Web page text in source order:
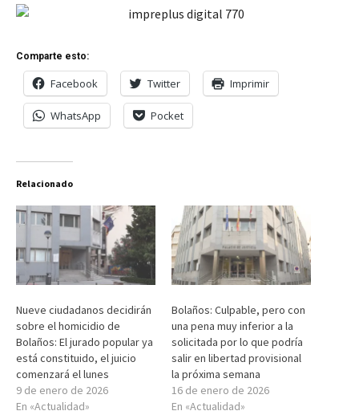
Comparte esto:
Facebook Twitter Imprimir
WhatsApp Pocket
Relacionado
Nueve ciudadanos decidirán
sobre el homicidio de
Bolaños: El jurado popular ya
está constituido, el juicio
comenzará el lunes
9 de enero de 2026
En «Actualidad»
Bolaños: Culpable, pero con
una pena muy inferior a la
solicitada por lo que podría
salir en libertad provisional
la próxima semana
16 de enero de 2026
En «Actualidad»